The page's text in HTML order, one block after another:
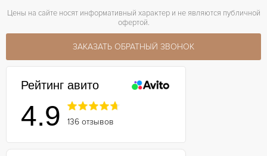
Цены на сайте носят информативный характер и не являются публичной
офертой.
ЗАКАЗАТЬ ОБРАТНЫЙ ЗВОНОК
Рейтинг авито
4.9 136 отзывов